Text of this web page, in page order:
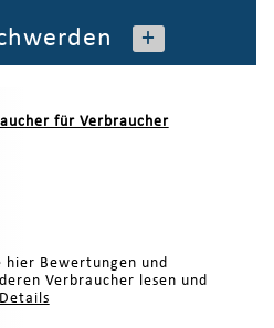
+
für Verbraucher
Bewertungen und
Verbraucher lesen und